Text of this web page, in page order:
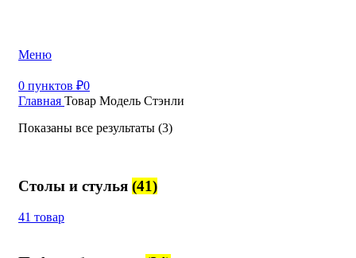
Меню
0 пунктов ₽0
Главная Товар Модель Стэнли
Показаны все результаты (3)
Столы и стулья (41)
41 товар